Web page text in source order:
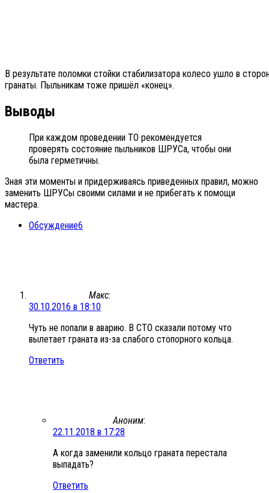
В результате поломки стойки стабилизатора колесо ушло в
гранаты. Пыльникам тоже пришёл «конец».
Выводы
При каждом проведении ТО рекомендуется
проверять состояние пыльников ШРУСа, чтобы они
была герметичны.
Зная эти моменты и придерживаясь приведенных правил, можно
заменить ШРУСы своими силами и не прибегать к помощи
мастера.
Обсуждение6
Макс:
30.10.2016 в 18:10
Чуть не попали в аварию. В СТО сказали потому что
вылетает граната из-за слабого стопорного кольца.
Ответить
Аноним:
22.11.2018 в 17:28
А когда заменили кольцо граната перестала
выпадать?
Ответить